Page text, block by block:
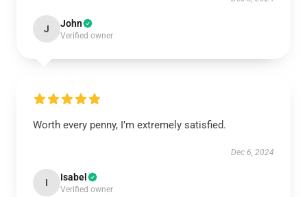
J John
Verified owner
Worth every penny, I’m extremely satisfied.
Dec 6, 2024
I Isabel
Verified owner